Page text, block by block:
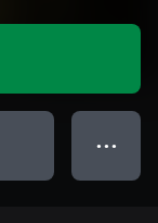
● ● ●